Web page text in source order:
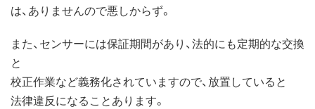
は、ありませんので悪しからず。
また、センサーには保証期間があり、法的にも定期的な交換
と
校正作業など義務化されていますので、放置していると
法律違反になることあります。